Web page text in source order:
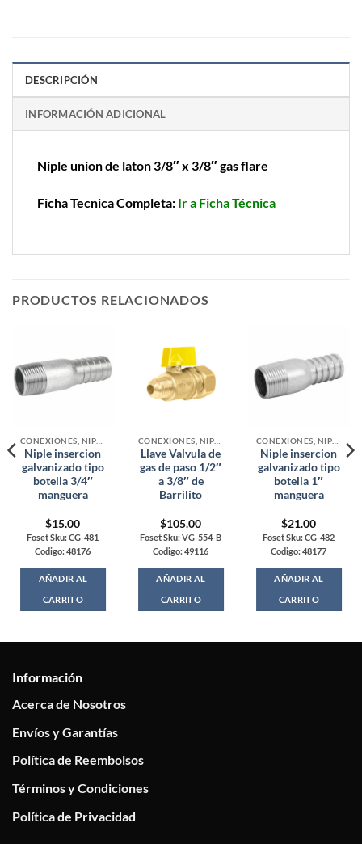
DESCRIPCIÓN
INFORMACIÓN ADICIONAL
Niple union de laton 3/8″ x 3/8″ gas flare
Ficha Tecnica Completa: Ir a Ficha Técnica
PRODUCTOS RELACIONADOS
Niple insercion
galvanizado tipo
botella 3/4″
manguera
$15.00
Foset Sku: CG-481
Codigo: 48176
AÑADIR AL
CARRITO
Llave Valvula de
gas de paso 1/2″
a 3/8″ de
Barrilito
$105.00
Foset Sku: VG-554-B
Codigo: 49116
AÑADIR AL
CARRITO
Niple insercion
galvanizado tipo
botella 1″
manguera
$21.00
Foset Sku: CG-482
Codigo: 48177
AÑADIR AL
CARRITO
Información
Acerca de Nosotros
Envíos y Garantías
Política de Reembolsos
Términos y Condiciones
Política de Privacidad